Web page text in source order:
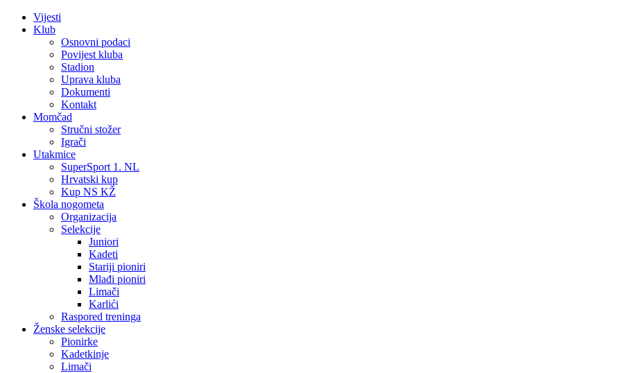
Vijesti
Klub
Osnovni podaci
Povijest kluba
Stadion
Uprava kluba
Dokumenti
Kontakt
Momčad
Stručni stožer
Igrači
Utakmice
SuperSport 1. NL
Hrvatski kup
Kup NS KŽ
Škola nogometa
Organizacija
Selekcije
Juniori
Kadeti
Stariji pioniri
Mlađi pioniri
Limači
Karlići
Raspored treninga
Ženske selekcije
Pionirke
Kadetkinje
Limači